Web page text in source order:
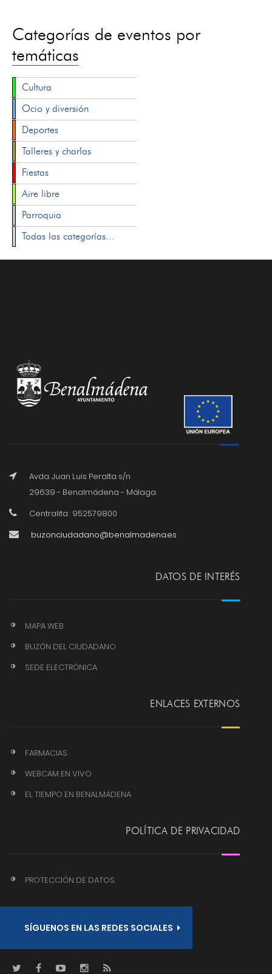
Categorías de eventos por
temáticas
Cultura
Ocio y diversión
Deportes
Talleres y charlas
Fiestas
Aire libre
Parroquia
Todas las categorías...
Avda. Juan Luis Peralta s/n
29639 - Benalmádena - Málaga
Centralita : 952579800
buzonciudadano@benalmadena.es
DATOS DE INTERÉS
MAPA WEB
BUZÓN DEL CIUDADANO
SEDE ELECTRÓNICA
ENLACES EXTERNOS
FARMACIAS
WEBCAM EN VIVO
EL TIEMPO EN BENALMÁDENA
POLÍTICA DE PRIVACIDAD
PROTECCIÓN DE DATOS
SÍGUENOS EN LAS REDES SOCIALES